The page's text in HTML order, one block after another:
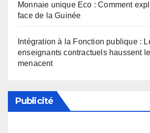
Monnaie unique Eco : Comment
face de la Guinée
Intégration à la Fonction publique :
enseignants contractuels haussent
menacent
Publicité